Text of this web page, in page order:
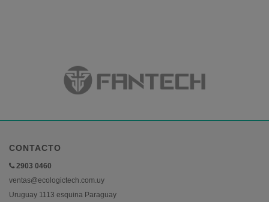
CONTACTO
2903 0460
ventas@ecologictech.com.uy
Uruguay 1113 esquina Paraguay